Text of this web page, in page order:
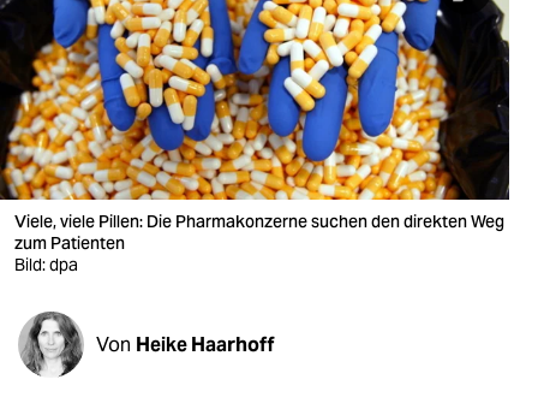
nord
wahrheit
verlag
verlag
veranstaltungen
shop
fragen & hilfe
unterstützen
Viele, viele Pillen: Die Pharmakonzerne suchen den direkten Weg
zum Patienten
Bild: dpa
Von Heike Haarhoff